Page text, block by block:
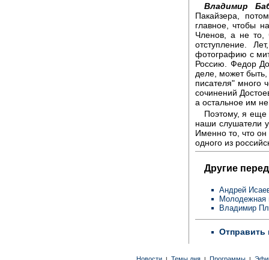
Владимир
Пакайзера,
главное, чтобы
Членов, а не то,
отступление.
фотографию с
Россию. Федор
деле, может быть,
писателя" много
сочинений
а остальное им
Поэтому, я еще
наши слушатели
Именно то, что он
одного из
Другие
Андрей
Молодежная
Владимир
Отправить